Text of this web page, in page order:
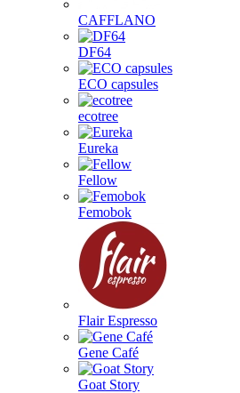
CAFFLANO
DF64
ECO capsules
ecotree
Eureka
Fellow
Femobok
Flair Espresso
Gene Café
Goat Story